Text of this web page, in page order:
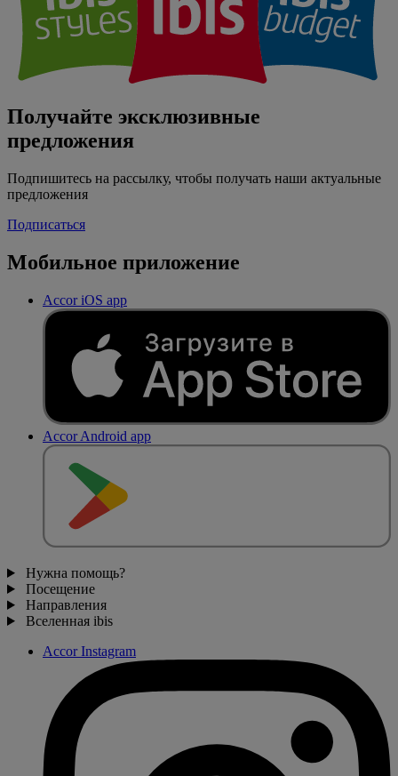
Получайте эксклюзивные
предложения
Подпишитесь на рассылку, чтобы получать наши актуальные
предложения
Подписаться
Мобильное приложение
Accor iOS app
Accor Android app
Нужна помощь?
Посещение
Направления
Вселенная ibis
Accor Instagram